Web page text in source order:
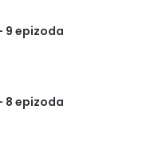
9 epizoda
8 epizoda